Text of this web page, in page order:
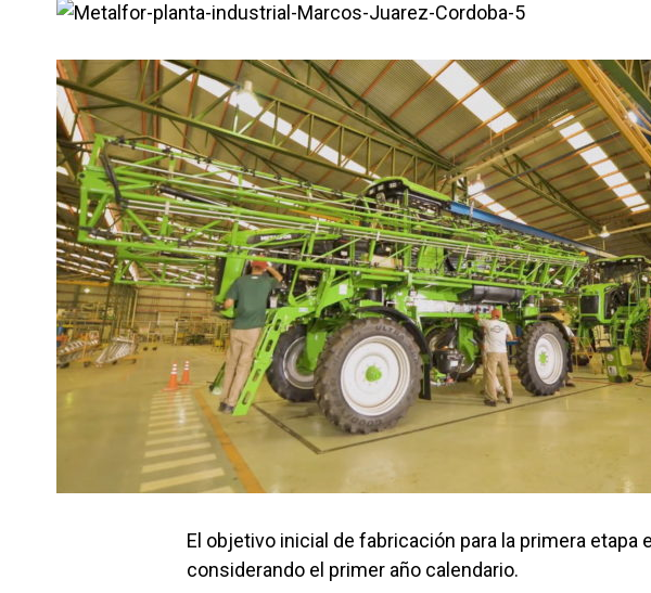
El objetivo inicial de fabricación para la primera etapa
considerando el primer año calendario.